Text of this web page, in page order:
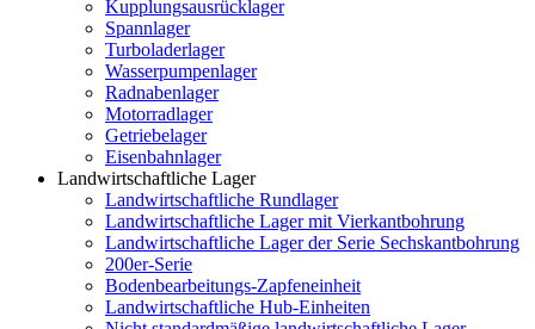
Kupplungsausrücklager
Spannlager
Turboladerlager
Wasserpumpenlager
Radnabenlager
Motorradlager
Getriebelager
Eisenbahnlager
Landwirtschaftliche Lager
Landwirtschaftliche Rundlager
Landwirtschaftliche Lager mit Vierkantbohrung
Landwirtschaftliche Lager der Serie Sechskantbohrung
200er-Serie
Bodenbearbeitungs-Zapfeneinheit
Landwirtschaftliche Hub-Einheiten